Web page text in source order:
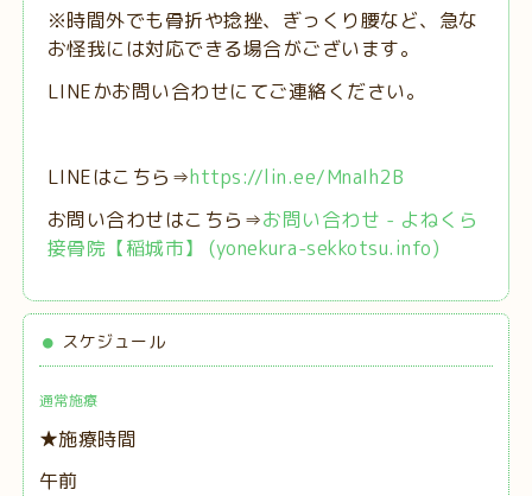
※時間外でも骨折や捻挫、ぎっくり腰など、急な
お怪我には対応できる場合がございます。
LINEかお問い合わせにてご連絡ください。
LINEはこちら⇒https://lin.ee/MnaIh2B
お問い合わせはこちら⇒お問い合わせ - よねくら
接骨院【稲城市】 (yonekura-sekkotsu.info)
スケジュール
通常施療
★施療時間
午前